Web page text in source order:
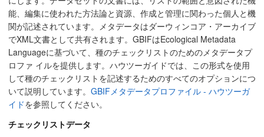
能、編集に使われた方法論と資源、作成と管理に関わった個人と機
関が記述されています。メタデータはダーウィンコア・アーカイブ
でXML文書として共有されます。GBIFはEcological Metadata
Languageに基づいて、種のチェックリストのためのメタデータプ
ロファ イルを提供します。ハウツーガイドでは、この形式を使用
して種のチェックリストを記述するためのすべてのオプションにつ
いて説明しています。 GBIFメタデータプロファイル - ハウツーガ
イドを参照してください。
チェックリストデータ